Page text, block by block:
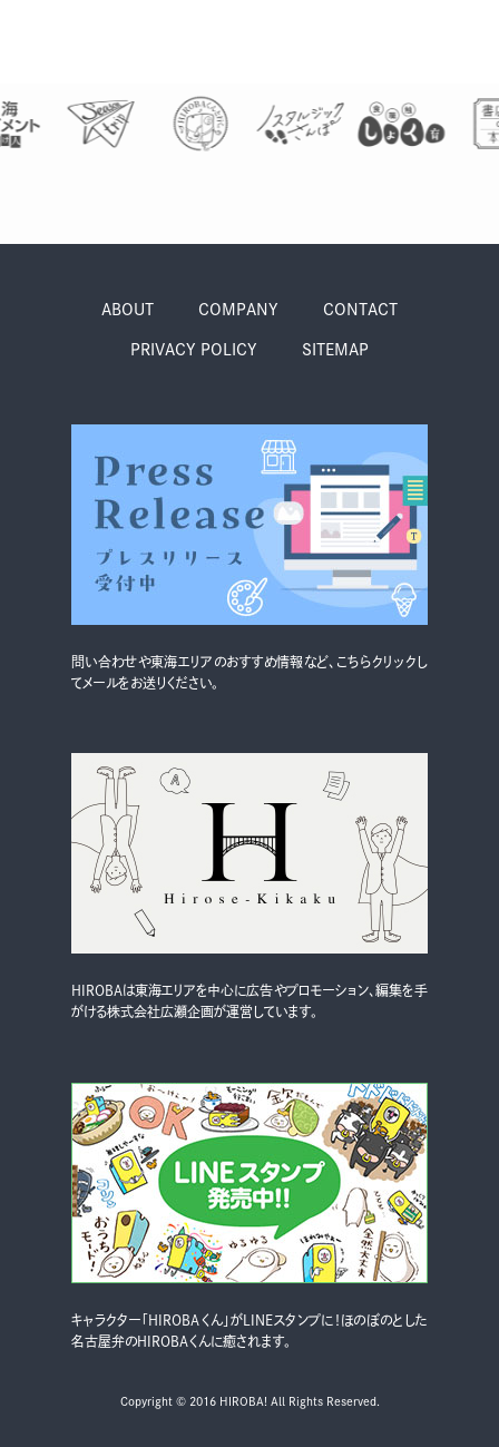
ABOUT COMPANY CONTACT
PRIVACY POLICY SITEMAP
問い合わせや東海エリアのおすすめ情報など、こちらクリックし
てメールをお送りください。
HIROBAは東海エリアを中心に広告やプロモーション、編集を手
がける株式会社広瀬企画が運営しています。
キャラクター「HIROBAくん」がLINEスタンプに！ほのぼのとした
名古屋弁のHIROBAくんに癒されます。
Copyright © 2016 HIROBA! All Rights Reserved.